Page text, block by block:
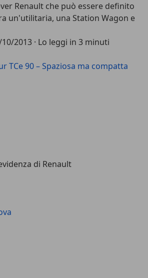
Renault che può essere definito
un'utilitaria, una Station Wagon e
2013 · Lo leggi in 3 minuti
TCe 90 – Spaziosa ma compatta
di Renault